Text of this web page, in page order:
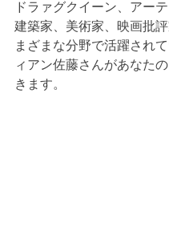
ドラァグクイーン、アー
建築家、美術家、映画批
まざまな分野で活躍され
ィアン佐藤さんがあなた
きます。